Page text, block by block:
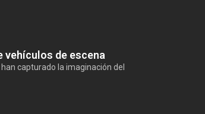
vehículos de escena
capturado la imaginación del